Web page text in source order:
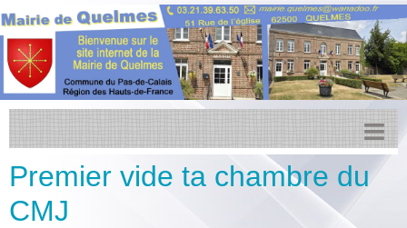
Accueil
Actualités
Premier vide ta chambre du
CMJ